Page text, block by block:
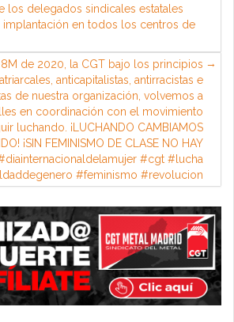
los delegados sindicales estatales
implantación en todos los centros de
8M de 2020, la CGT bajo los principios
anticapitalistas, antirracistas e
de nuestra organización, volvemos a
en coordinación con el movimiento
luchando. ¡LUCHANDO CAMBIAMOS
¡SIN FEMINISMO DE CLASE NO HAY
#diainternacionaldelamujer #cgt #lucha
#feminismo #revolucion